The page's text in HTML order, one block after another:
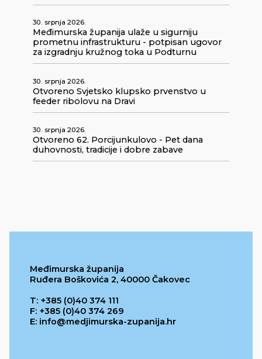
30. srpnja 2026.
Međimurska županija ulaže u sigurniju
prometnu infrastrukturu - potpisan ugovor
za izgradnju kružnog toka u Podturnu
30. srpnja 2026.
Otvoreno Svjetsko klupsko prvenstvo u
feeder ribolovu na Dravi
30. srpnja 2026.
Otvoreno 62. Porcijunkulovo - Pet dana
duhovnosti, tradicije i dobre zabave
Međimurska županija
Ruđera Boškovića 2, 40000 Čakovec
T: +385 (0)40 374 111
F: +385 (0)40 374 269
E: info@medjimurska-zupanija.hr